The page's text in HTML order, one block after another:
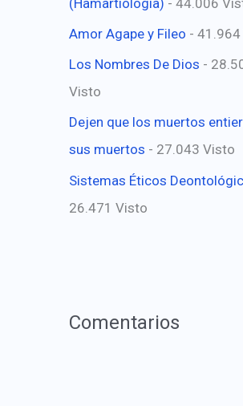
Amor Agape y Fileo -
Los Nombres De Dios -
Visto
Dejen que los muertos
sus muertos - 27.043 Visto
Sistemas Éticos
26.471 Visto
Comentarios